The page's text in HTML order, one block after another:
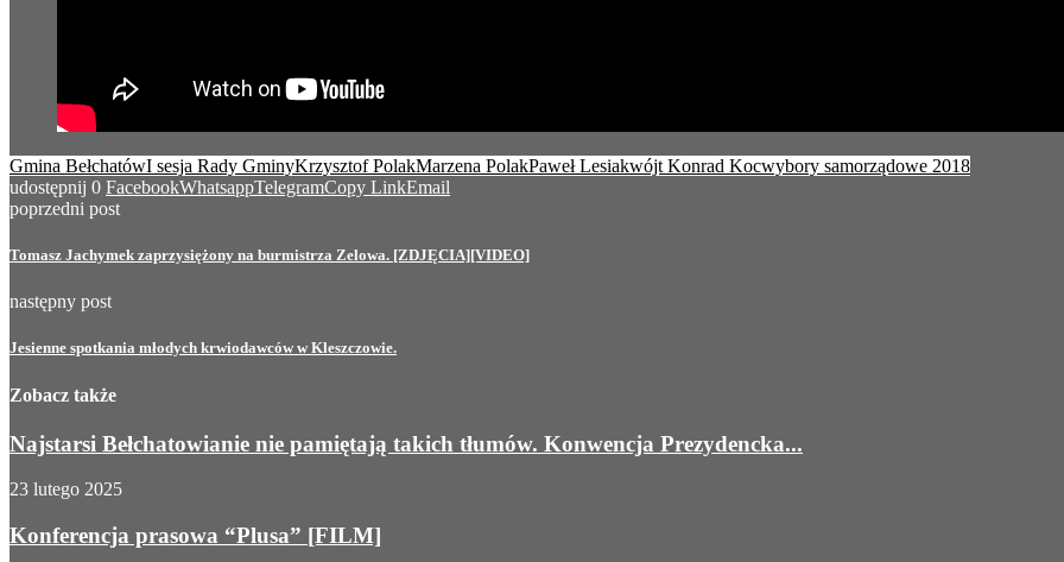
Gmina BełchatówI sesja Rady GminyKrzysztof PolakMarzena PolakPaweł Lesiakwójt Konrad Kocwybory samorządowe 2018
udostępnij 0 FacebookWhatsappTelegramCopy LinkEmail
poprzedni post
Tomasz Jachymek zaprzysiężony na burmistrza Zelowa. [ZDJĘCIA][VIDEO]
następny post
Jesienne spotkania młodych krwiodawców w Kleszczowie.
Zobacz także
Najstarsi Bełchatowianie nie pamiętają takich tłumów. Konwencja Prezydencka...
23 lutego 2025
Konferencja prasowa “Plusa” [FILM]